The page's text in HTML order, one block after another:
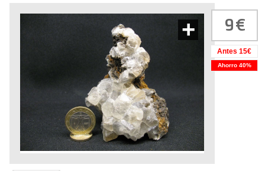
+ 9
Antes 15€
Ahorro 40%